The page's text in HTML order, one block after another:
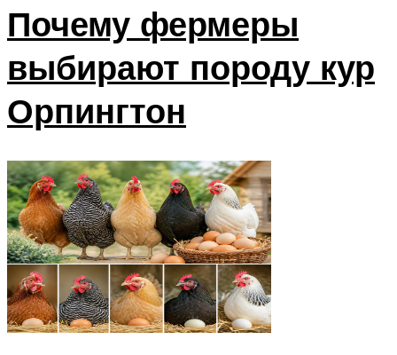
Почему фермеры
выбирают породу кур
Орпингтон